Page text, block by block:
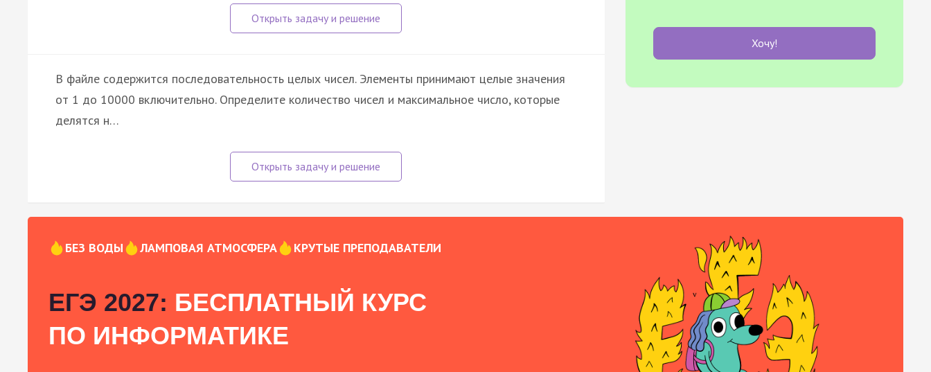
В файле содержится последовательность целых чисел. Элементы принимают целые значения
от 1 до 10000 включительно. Определите количество чисел и максимальное число, которые
делятся н…
Хочу!
БЕЗ ВОДЫ ЛАМПОВАЯ АТМОСФЕРА КРУТЫЕ ПРЕПОДАВАТЕЛИ
ЕГЭ 2027: БЕСПЛАТНЫЙ КУРС
ПО ИНФОРМАТИКЕ